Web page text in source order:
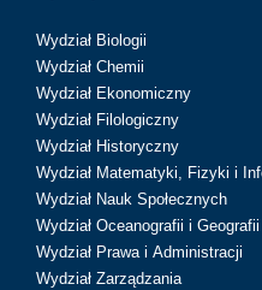
Wydział Biologii
Wydział Chemii
Wydział Ekonomiczny
Wydział Filologiczny
Wydział Historyczny
Wydział Matematyki, Fizyki i
Wydział Nauk Społecznych
Wydział Oceanografii i Geografii
Wydział Prawa i Administracji
Wydział Zarządzania